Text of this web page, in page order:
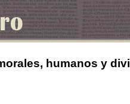
humanos y